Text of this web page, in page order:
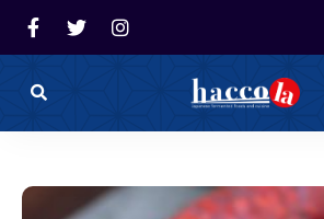
発酵ライ
は
発